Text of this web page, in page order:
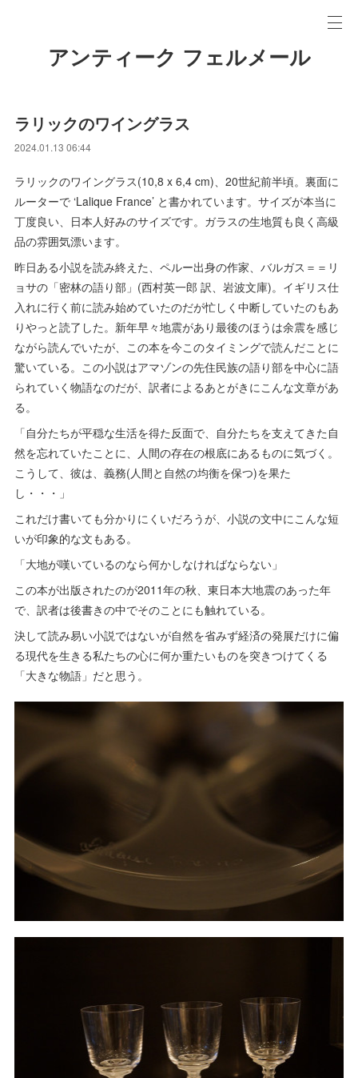
アンティーク フェルメール
ラリックのワイングラス
2024.01.13 06:44
ラリックのワイングラス(10,8 x 6,4 cm)、20世紀前半頃。裏面に
ルーターで ‘Lalique France’ と書かれています。サイズが本当に
丁度良い、日本人好みのサイズです。ガラスの生地質も良く高級
品の雰囲気漂います。
昨日ある小説を読み終えた、ペルー出身の作家、バルガス＝＝リ
ョサの「密林の語り部」(西村英一郎 訳、岩波文庫)。イギリス仕
入れに行く前に読み始めていたのだが忙しく中断していたのもあ
りやっと読了した。新年早々地震があり最後のほうは余震を感じ
ながら読んでいたが、この本を今このタイミングで読んだことに
驚いている。この小説はアマゾンの先住民族の語り部を中心に語
られていく物語なのだが、訳者によるあとがきにこんな文章があ
る。
「自分たちが平穏な生活を得た反面で、自分たちを支えてきた自
然を忘れていたことに、人間の存在の根底にあるものに気づく。
こうして、彼は、義務(人間と自然の均衡を保つ)を果た
し・・・」
これだけ書いても分かりにくいだろうが、小説の文中にこんな短
いが印象的な文もある。
「大地が嘆いているのなら何かしなければならない」
この本が出版されたのが2011年の秋、東日本大地震のあった年
で、訳者は後書きの中でそのことにも触れている。
決して読み易い小説ではないが自然を省みず経済の発展だけに偏
る現代を生きる私たちの心に何か重たいものを突きつけてくる
「大きな物語」だと思う。